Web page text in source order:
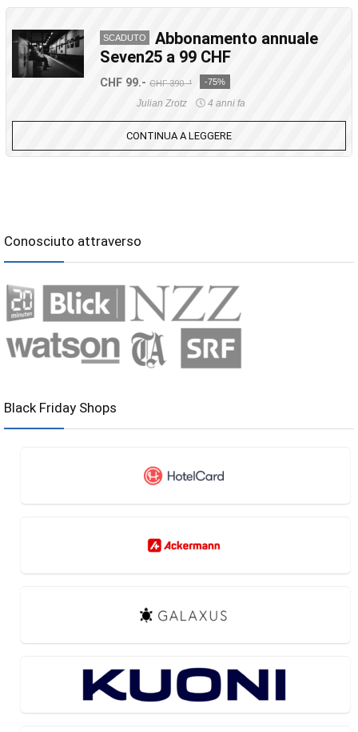
SCADUTO
Abbonamento annuale
Seven25 a 99 CHF
CHF 99.- CHF 390.-¹ -75%
Julian Zrotz 4 anni fa
CONTINUA A LEGGERE
Conosciuto attraverso
Black Friday Shops